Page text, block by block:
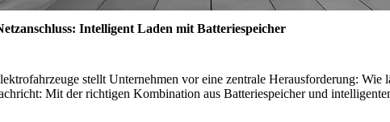
Intelligent Laden mit Batteriespeicher
stellt Unternehmen vor eine zentrale Herausforderung:
Mit der richtigen Kombination aus Batteriespeicher und